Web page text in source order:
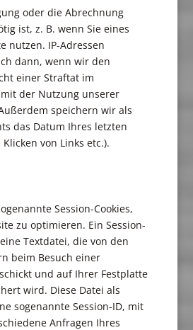
oder die Abrechnung
ist, z. B. wenn Sie eines
nutzen. IP-Adressen
dann, wenn wir den
einer Straftat im
der Nutzung unserer
speichern wir als
das Datum Ihres letzten
Klicken von Links etc.).
Session-Cookies,
zu optimieren. Ein Session-
Textdatei, die von den
beim Besuch einer
und auf Ihrer Festplatte
wird. Diese Datei als
sogenannte Session-ID, mit
Anfragen Ihres